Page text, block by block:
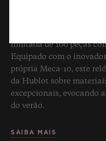
limitada de 100 peças
Equipado com o
própria Meca-10, este
da Hublot sobre
excepcionais, evocando
do verão.
SAIBA MAIS